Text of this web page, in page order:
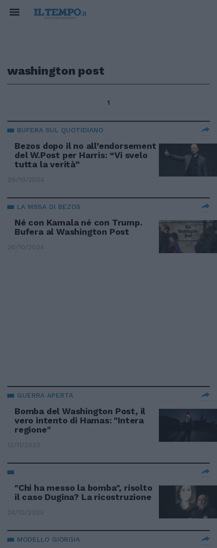
washington post
1
BUFERA SUL QUOTIDIANO
Bezos dopo il no all’endorsement
del W.Post per Harris: “Vi svelo
tutta la verità”
29/10/2024
LA MSSA DI BEZOS
Né con Kamala né con Trump.
Bufera al Washington Post
26/10/2024
GUERRA APERTA
Bomba del Washington Post, il
vero intento di Hamas: "Intera
regione"
13/11/2023
"Chi ha messo la bomba", risolto
il caso Dugina? La ricostruzione
24/10/2023
MODELLO GIORGIA